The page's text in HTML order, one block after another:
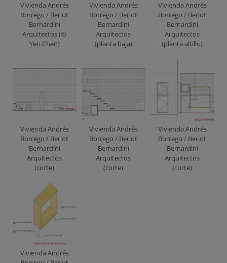
Vivienda Andrés
Borrego / Beriot
Bernardini
Arquitectos (©
Yen Chen)
Vivienda Andrés
Borrego / Beriot
Bernardini
Arquitectos
(planta baja)
Vivienda Andrés
Borrego / Beriot
Bernardini
Arquitectos
(planta altillo)
Vivienda Andrés
Borrego / Beriot
Bernardini
Arquitectos
(corte)
Vivienda Andrés
Borrego / Beriot
Bernardini
Arquitectos
(corte)
Vivienda Andrés
Borrego / Beriot
Bernardini
Arquitectos
(corte)
Vivienda Andrés